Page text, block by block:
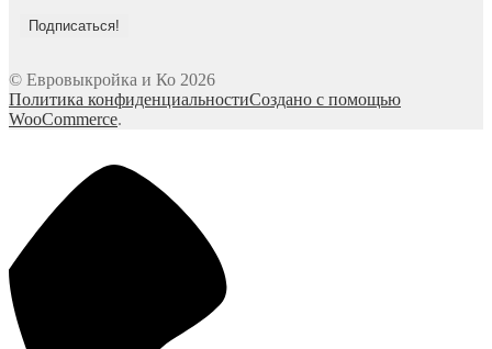
© Евровыкройка и Ко 2026
Политика конфиденциальностиСоздано с помощью
WooCommerce.